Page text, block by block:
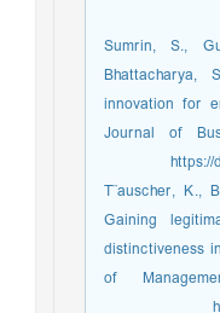
Sumrin, S.,
innovation for
Journal of
T¨auscher,
Gaining
distinctiveness
of